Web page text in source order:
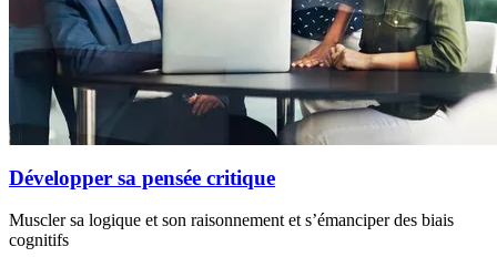
Développer sa pensée critique
Muscler sa logique et son raisonnement et s’émanciper des biais
cognitifs